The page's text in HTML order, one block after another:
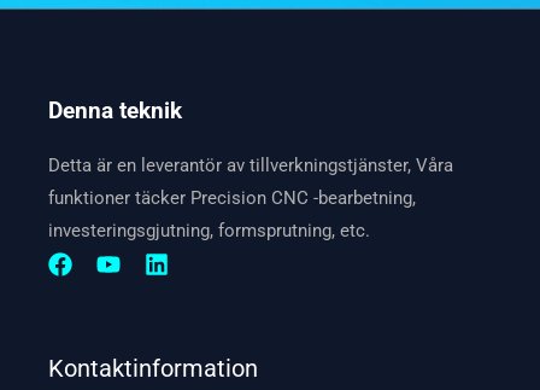
Denna teknik
Detta är en leverantör av tillverkningstjänster, Våra
funktioner täcker Precision CNC -bearbetning,
investeringsgjutning, formsprutning, etc.
Kontaktinformation